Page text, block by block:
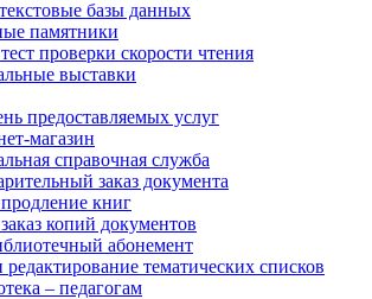
базы данных
памятники
проверки скорости чтения
выставки
предоставляемых услуг
магазин
справочная служба
заказ документа
книг
копий документов
абонемент
редактирование тематических списков
– педагогам